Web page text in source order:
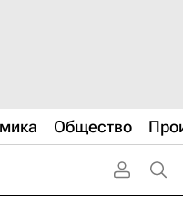
Общество